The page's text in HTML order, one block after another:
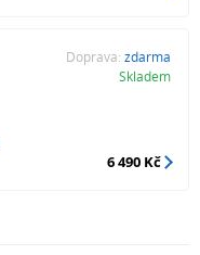
Doprava: zdarma
Skladem
6 490 Kč